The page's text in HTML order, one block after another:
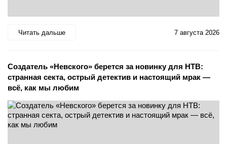
Читать дальше 7 августа 2026
Создатель «Невского» берется за новинку для НТВ:
странная секта, острый детектив и настоящий мрак —
всё, как мы любим